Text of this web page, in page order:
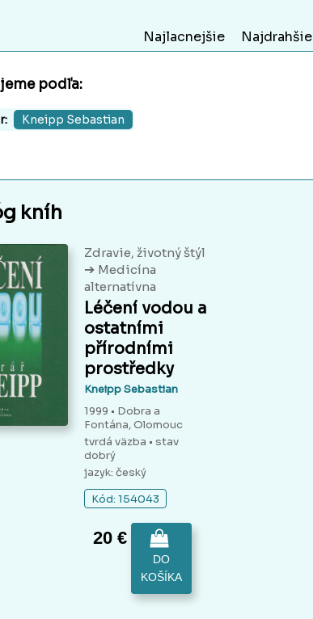
Najlacnejšie Najdrahšie
podľa:
Kneipp Sebastian
kníh
Zdravie, životný štýl
➔ Medicína
alternatívna
Léčení vodou a
ostatními
přírodními
prostředky
Kneipp Sebastian
1999 • Dobra a
Fontána, Olomouc
tvrdá väzba • stav
dobrý
jazyk: český
Kód: 154043
20 €
DO
KOŠÍKA